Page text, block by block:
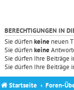
BERECHTIGUNGEN IN
Sie dürfenkeine neuen
Sie dürfenkeine
Sie dürfen Ihre Beiträge
Sie dürfen Ihre Beiträge
Startseite Foren-